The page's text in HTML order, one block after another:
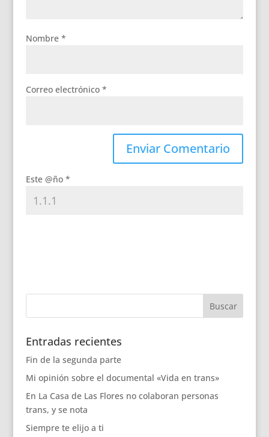
Nombre *
Correo electrónico *
Este @ño *
Entradas recientes
Fin de la segunda parte
Mi opinión sobre el documental «Vida en trans»
En La Casa de Las Flores no colaboran personas
trans, y se nota
Siempre te elijo a ti